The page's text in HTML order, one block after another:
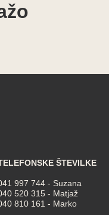
ŠTEVILKE
997 744 - Suzana
520 315 - Matjaž
810 161 - Marko